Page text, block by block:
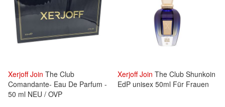
Xerjoff Join The Club
Comandante- Eau De Parfum -
50 ml NEU / OVP
Xerjoff Join The Club Shunkoin
EdP unisex 50ml Für Frauen